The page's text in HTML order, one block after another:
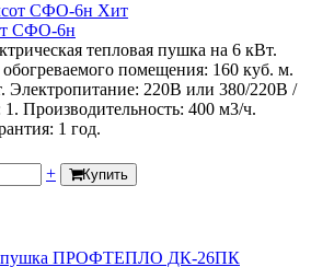
Хит
СФО-6н
тепловая пушка на 6 кВт.
помещения: 160 куб. м.
Электропитание: 220В или 380/220В /
Производительность: 400 м3/ч.
1 год.
+ Купить